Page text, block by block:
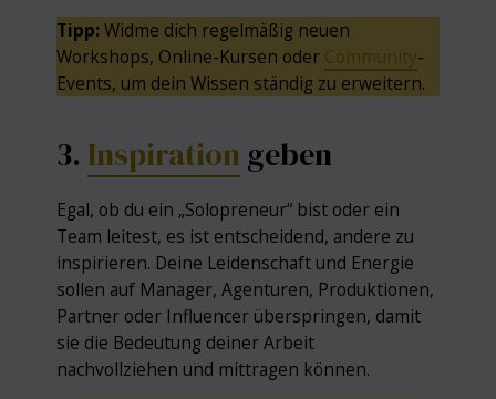
Tipp:Widme dich regelmäßig neuen
Workshops, Online-Kursen oder Community-
Events, um dein Wissen ständig zu erweitern.
3. Inspiration geben
Egal, ob du ein „Solopreneur“ bist oder ein
Team leitest, es ist entscheidend, andere zu
inspirieren. Deine Leidenschaft und Energie
sollen auf Manager, Agenturen, Produktionen,
Partner oder Influencer überspringen, damit
sie die Bedeutung deiner Arbeit
nachvollziehen und mittragen können.